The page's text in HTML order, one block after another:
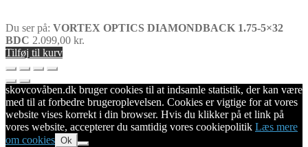
Du ser på: VORTEX OPTICS DIAMONDBACK 1.75-5×32
BDC 2.099,00 kr.
Tilføj til kurv
skovcovåben.dk bruger cookies til at indsamle statistik, der kan være
med til at forbedre brugeroplevelsen. Cookies er vigtige for at vores
website vises korrekt i din browser. Hvis du klikker på et link på
vores website, accepterer du samtidig vores cookiepolitik Læs mere
om cookies Ok